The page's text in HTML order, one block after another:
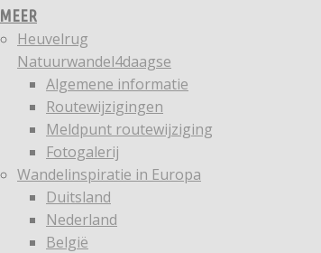
MEER
Heuvelrug
Natuurwandel4daagse
Algemene informatie
Routewijzigingen
Meldpunt routewijziging
Fotogalerij
Wandelinspiratie in Europa
Duitsland
Nederland
België